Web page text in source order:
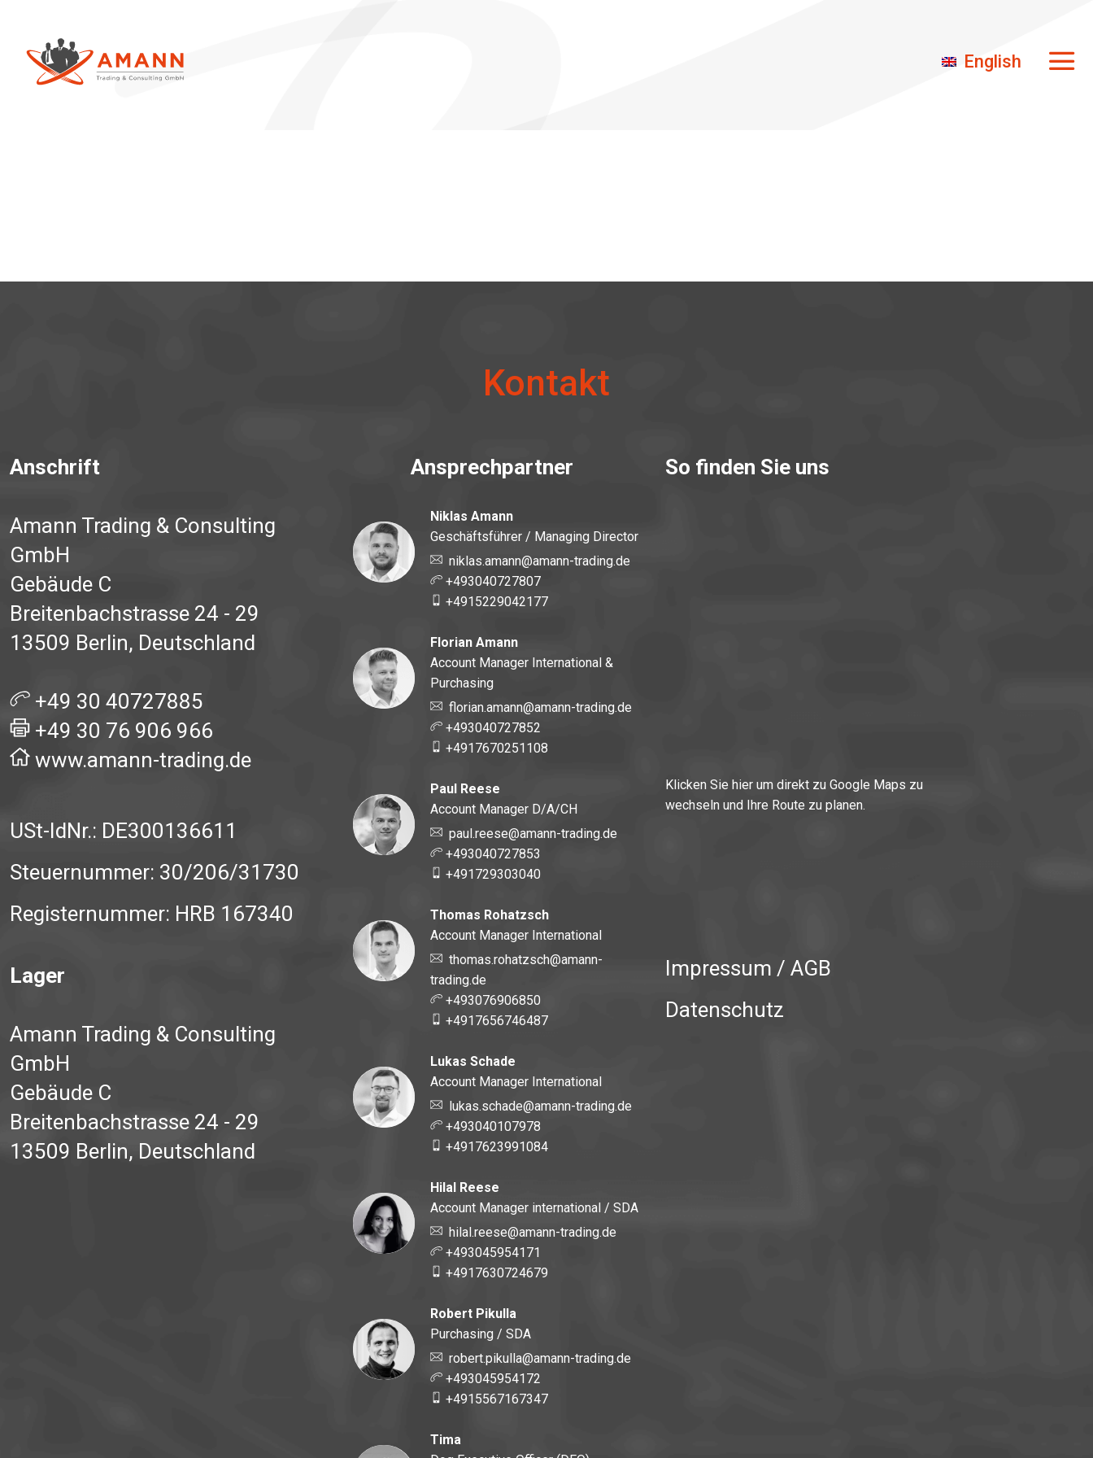
English
Kontakt
Anschrift
Amann Trading & Consulting
GmbH
Gebäude C
Breitenbachstrasse 24 - 29
13509 Berlin, Deutschland
+49 30 40727885
+49 30 76 906 966
www.amann-trading.de
USt-IdNr.: DE300136611
Steuernummer: 30/206/31730
Registernummer: HRB 167340
Lager
Amann Trading & Consulting
GmbH
Gebäude C
Breitenbachstrasse 24 - 29
13509 Berlin, Deutschland
Ansprechpartner
Niklas Amann
Geschäftsführer / Managing Director
niklas.amann@amann-trading.de
+493040727807
+4915229042177
Florian Amann
Account Manager International &
Purchasing
florian.amann@amann-trading.de
+493040727852
+4917670251108
Paul Reese
Account Manager D/A/CH
paul.reese@amann-trading.de
+493040727853
+491729303040
Thomas Rohatzsch
Account Manager International
thomas.rohatzsch@amann-
trading.de
+493076906850
+4917656746487
Lukas Schade
Account Manager International
lukas.schade@amann-trading.de
+493040107978
+4917623991084
Hilal Reese
Account Manager international / SDA
hilal.reese@amann-trading.de
+493045954171
+4917630724679
Robert Pikulla
Purchasing / SDA
robert.pikulla@amann-trading.de
+493045954172
+4915567167347
Tima
So finden Sie uns
Klicken Siehier um direkt zu Google Maps zu
wechseln und Ihre Route zu planen.
Impressum / AGB
Datenschutz